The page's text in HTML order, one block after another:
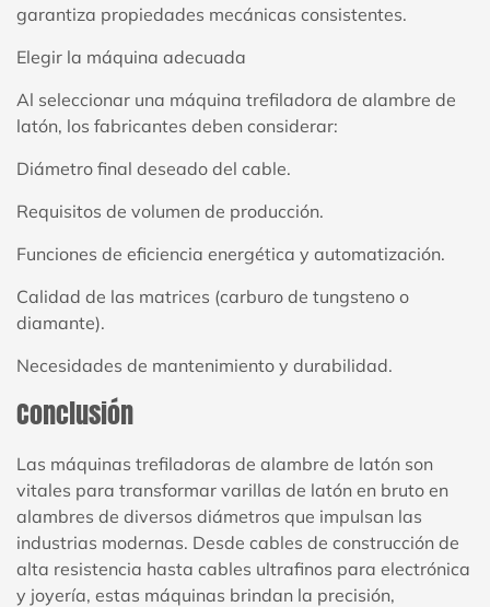
garantiza propiedades mecánicas consistentes.
Elegir la máquina adecuada
Al seleccionar una máquina trefiladora de alambre de
latón, los fabricantes deben considerar:
Diámetro final deseado del cable.
Requisitos de volumen de producción.
Funciones de eficiencia energética y automatización.
Calidad de las matrices (carburo de tungsteno o
diamante).
Necesidades de mantenimiento y durabilidad.
Conclusión
Las máquinas trefiladoras de alambre de latón son
vitales para transformar varillas de latón en bruto en
alambres de diversos diámetros que impulsan las
industrias modernas. Desde cables de construcción de
alta resistencia hasta cables ultrafinos para electrónica
y joyería, estas máquinas brindan la precisión,